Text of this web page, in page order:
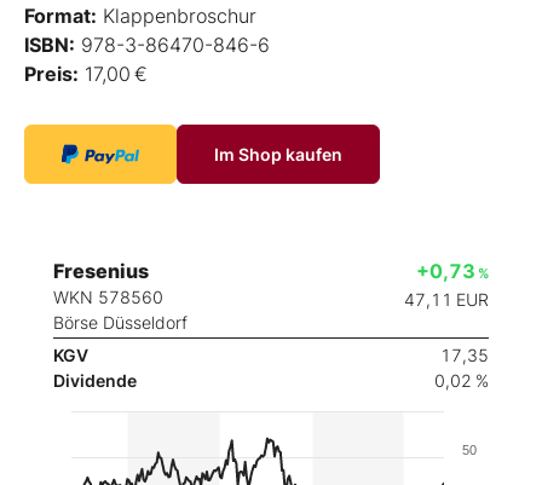
Format: Klappenbroschur
ISBN: 978-3-86470-846-6
Preis: 17,00 €
Im Shop kaufen
Fresenius
WKN 578560
Börse Düsseldorf
+0,73 %
47,11 EUR
KGV
17,35
Dividende
0,02 %
50